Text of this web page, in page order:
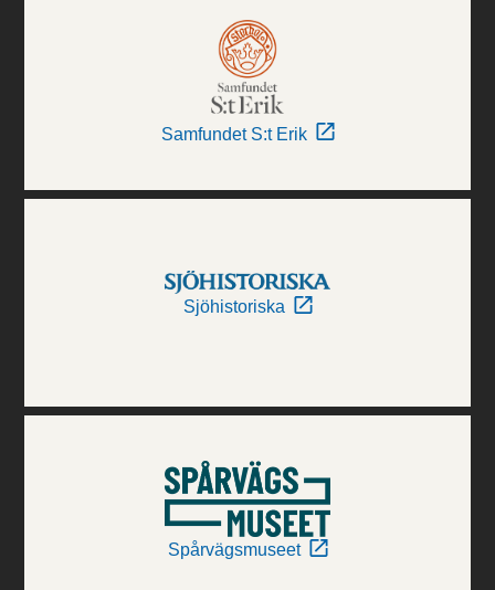
Samfundet S:t Erik
Sjöhistoriska
Spårvägsmuseet